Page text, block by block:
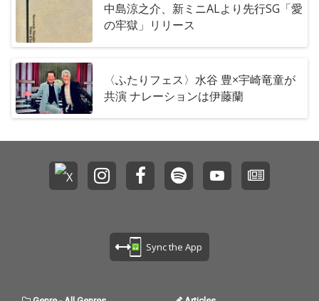
中島涼之介、新ミニALより先行SG「愛
の牢獄」リリース
〈ふたりフェス〉水谷 豊×宇崎竜童が
共演 ナレーションは伊藤蘭
Sync the App